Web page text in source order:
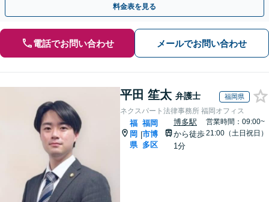
料金表を見る
電話でお問い合わせ メールでお問い合わせ
平田 笙太 弁護士 福岡県
ネクスパート法律事務所 福岡オフィス
福
岡
県
|
福岡
市博
多区
博多駅
から徒歩
1分
営業時間：09:00~
21:00（土日祝日）